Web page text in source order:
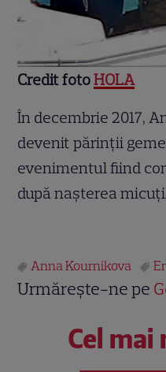
Credit fotoHOLA
În decembrie 2017,
devenit părinţii
evenimentul fiind
după nașterea
Anna Kournikova
Urmărește-ne pe
Cel mai